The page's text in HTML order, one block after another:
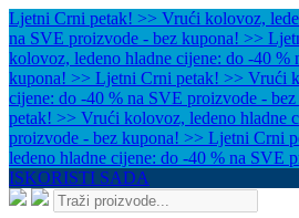
Ljetni Crni petak! >> Vrući kolovoz,
na SVE proizvode - bez kupona! >>
kolovoz, ledeno hladne cijene: do -40 %
kupona! >> Ljetni Crni petak! >> Vrući
cijene: do -40 % na SVE proizvode -
petak! >> Vrući kolovoz, ledeno hladne
proizvode - bez kupona! >> Ljetni Crni
ledeno hladne cijene: do -40 % na SVE
ISKORISTI SADA